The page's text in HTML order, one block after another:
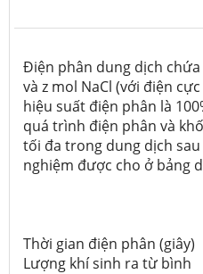
Điện phân dung dịch chứa
và z mol NaCl (với điện
hiệu suất điện phân là
quá trình điện phân và
tối đa trong dung dịch
nghiệm được cho ở bảng
Thời gian điện phân (giây)
Lượng khí sinh ra từ bình